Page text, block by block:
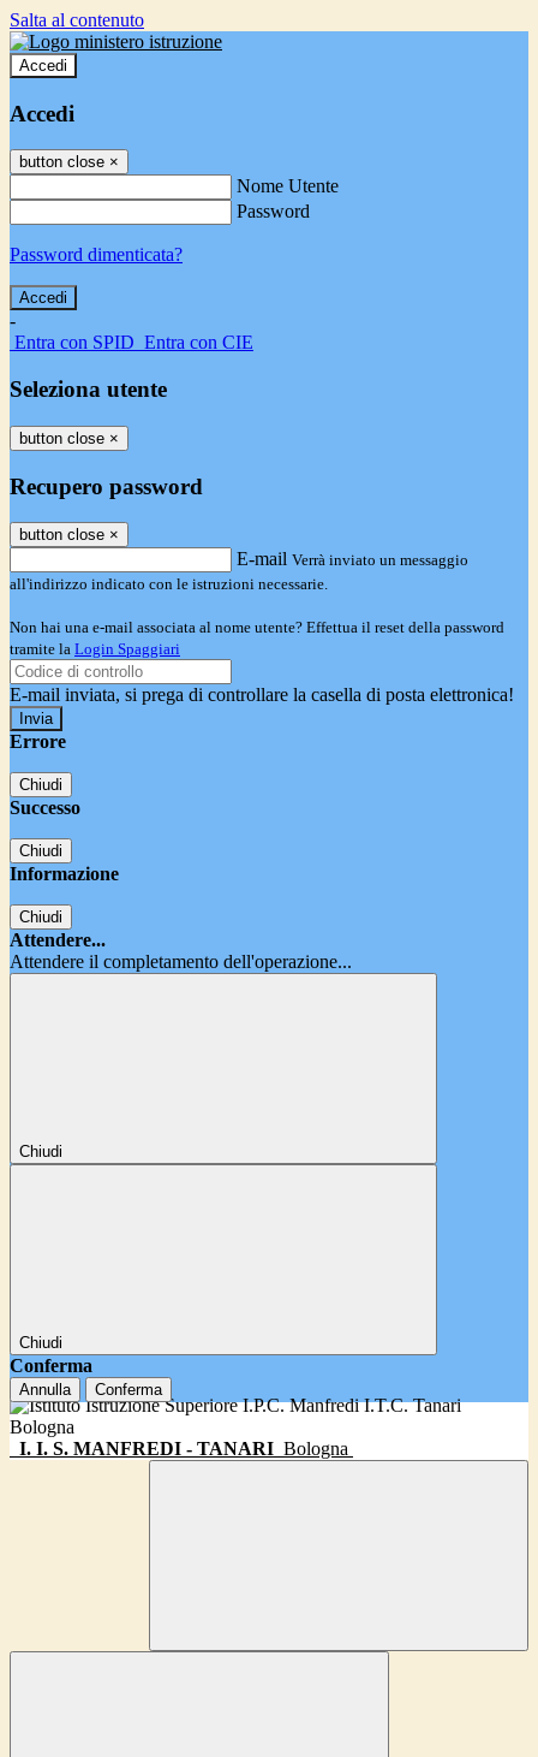
Salta al contenuto
Accedi
Accedi
button close ×
Nome Utente
Password
Password dimenticata?
-
Entra con SPID Entra con CIE
Seleziona utente
button close ×
Recupero password
button close ×
E-mail Verrà inviato un messaggio
all'indirizzo indicato con le istruzioni necessarie.
Non hai una e-mail associata al nome utente? Effettua il reset della password
tramite la Login Spaggiari
E-mail inviata, si prega di controllare la casella di posta elettronica!
Errore
Chiudi
Successo
Chiudi
Informazione
Chiudi
Attendere...
Attendere il completamento dell'operazione...
Chiudi
Chiudi
Conferma
Annulla Conferma
I. I. S. MANFREDI - TANARI Bologna